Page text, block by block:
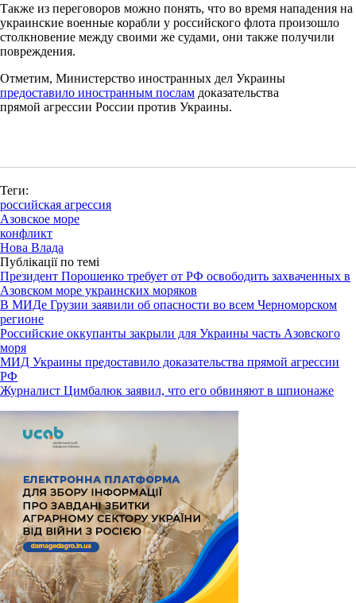
Также из переговоров можно понять, что во время нападения на
украинские военные корабли у российского флота произошло
столкновение между своими же судами, они также получили
повреждения.
Отметим, Министерство иностранных дел Украины
предоставило иностранным послам доказательства
прямой агрессии России против Украины.
Теги:
российская агрессия
Азовское море
конфликт
Нова Влада
Публікації по темі
Президент Порошенко требует от РФ освободить захваченных в
Азовском море украинских моряков
В МИДе Грузии заявили об опасности во всем Черноморском
регионе
Российские оккупанты закрыли для Украины часть Азовского
моря
МИД Украины предоставило доказательства прямой агрессии
РФ
Журналист Цимбалюк заявил, что его обвиняют в шпионаже